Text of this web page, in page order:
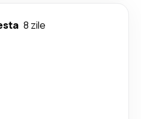
8 zile